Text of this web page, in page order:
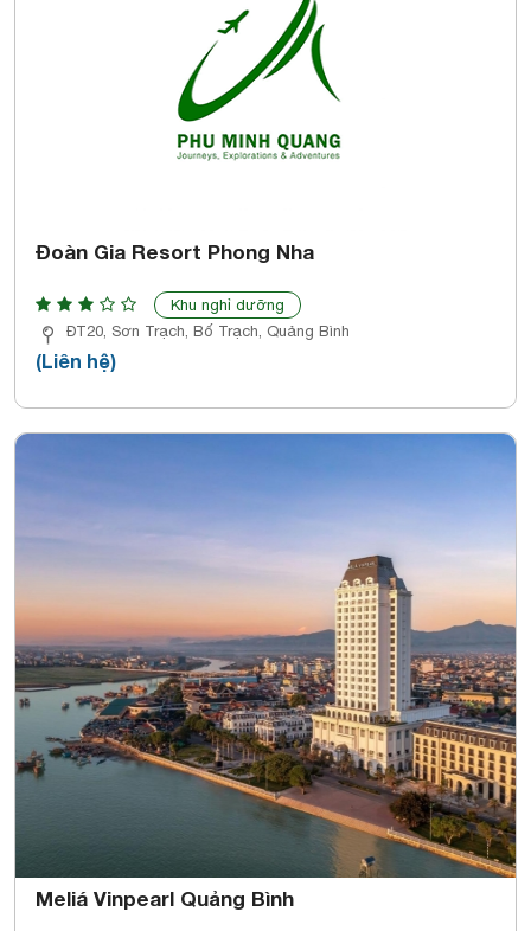
Đoàn Gia Resort Phong Nha
Khu nghỉ dưỡng
ĐT20, Sơn Trạch, Bố Trạch, Quảng Bình
(Liên hệ)
Meliá Vinpearl Quảng Bình